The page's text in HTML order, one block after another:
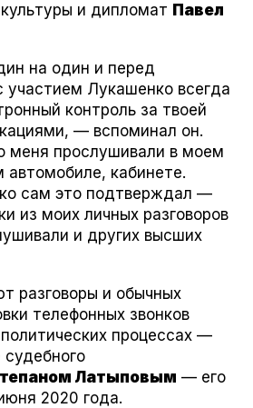
и дипломат Павел
на один и перед
участием Лукашенко всегда
контроль за твоей
— вспоминал он.
меня прослушивали в моем
кабинете.
сам это подтверждал —
из моих личных разговоров
и других высших
разговоры и обычных
телефонных звонков
процессах —
Латыповым — его
2020 года.